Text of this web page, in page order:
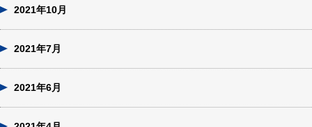
2021年10月
2021年7月
2021年6月